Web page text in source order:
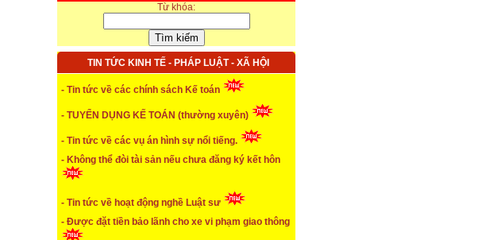
Từ khóa:
TIN TỨC KINH TẾ - PHÁP LUẬT - XÃ HỘI
- Tin tức về các chính sách Kế toán
- TUYỂN DỤNG KẾ TOÁN (thường xuyên)
- Tin tức về các vụ án hình sự nổi tiếng.
- Không thể đòi tài sản nếu chưa đăng ký kết hôn
- Tin tức về hoạt động nghề Luật sư
- Được đặt tiền bảo lãnh cho xe vi phạm giao thông
* Thời hạn đăng ký bảo hiểm thất nghiệp
...xem chi tiết
* Thời hiệu xử phạt trong xây dựng
...xem chi tiết